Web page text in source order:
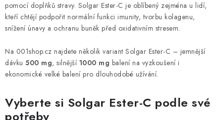
DÁRKY PRO ZDRAVÍ
MÁRKÁK
Podmínky ochrany osobních údajů
Kontakty
pomocí doplňků stravy. Solgar Ester-C je oblíbený zejména u lidí,
kteří chtějí podpořit normální funkci imunity, tvorbu kolagenu,
snížení únavy a ochranu buněk před oxidativním stresem.
Na 001shop.cz najdete několik variant Solgar Ester-C – jemnější
dávku 500 mg, silnější 1000 mg balení na vyzkoušení i
ekonomické velké balení pro dlouhodobé užívání.
Vyberte si Solgar Ester-C podle své
potřeby